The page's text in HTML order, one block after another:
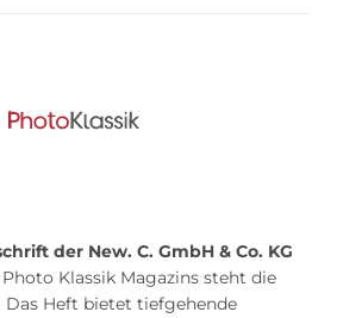
der New. C. GmbH & Co. KG
Klassik Magazins steht die
Das Heft bietet tiefgehende